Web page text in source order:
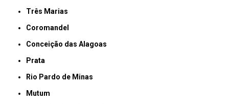
Três Marias
Coromandel
Conceição das Alagoas
Prata
Rio Pardo de Minas
Mutum